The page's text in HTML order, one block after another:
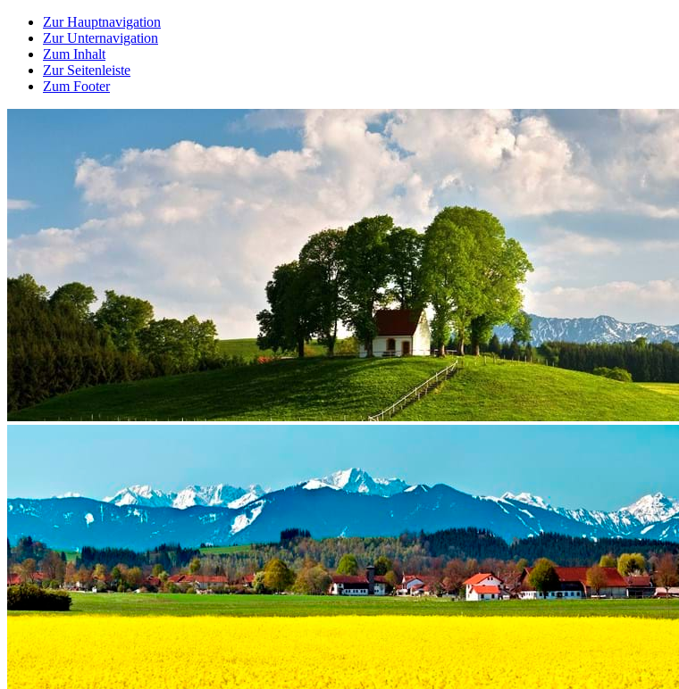
Zur Hauptnavigation
Zur Unternavigation
Zum Inhalt
Zur Seitenleiste
Zum Footer